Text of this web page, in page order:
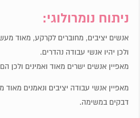
ניתוח נומרולוגי:
ולכן יהיו אנשי עבודה נהדרים.
מאפיין אנשים ישרים מאוד ואמינים ולכן
מאפיין אנשי עבודה יציבים ונאמנים
דבקים במשימה.